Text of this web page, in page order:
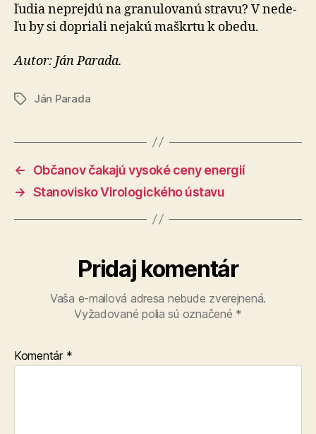
ľudia ne­prej­dú na gra­nu­lo­va­nú stravu? V ne­de­
ľu by si dopriali ne­ja­kú maškrtu k obedu.
Autor: Ján Parada.
ZnačkyJán Parada
←
Občanov čakajú vysoké ceny energií
→ Stanovisko Virologického ústavu
Pridaj komentár
Vaša e-mailová adresa nebude zverejnená.
Vyžadované polia sú označené *
Komentár *